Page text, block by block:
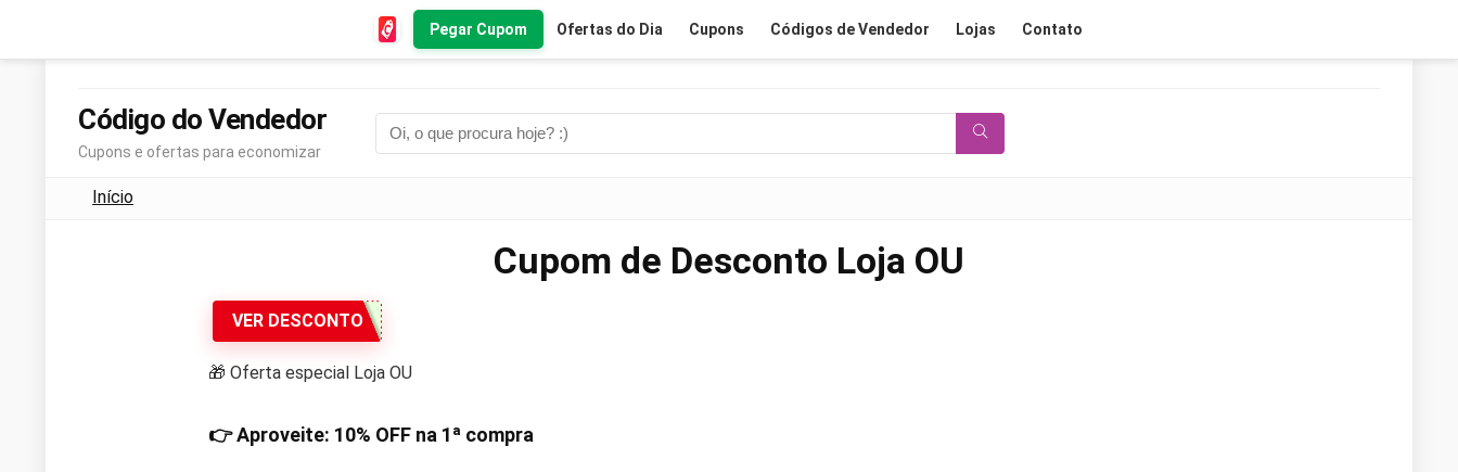
Pegar Cupom Ofertas do Dia Cupons Códigos de Vendedor Lojas Contato
Código do Vendedor
Cupons e ofertas para economizar
Início
Cupom de Desconto Loja OU
VER DESCONTO
🎁 Oferta especial Loja OU
👉 Aproveite: 10% OFF na 1ª compra